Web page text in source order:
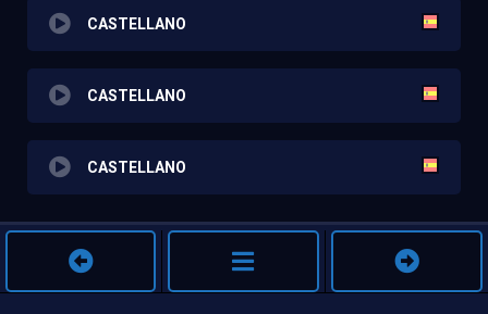
CASTELLANO
CASTELLANO
CASTELLANO